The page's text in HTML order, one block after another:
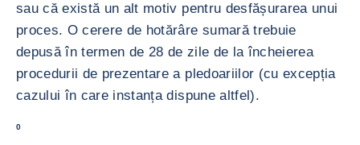
sau că există un alt motiv pentru desfășurarea unui
proces. O cerere de hotărâre sumară trebuie
depusă în termen de 28 de zile de la încheierea
procedurii de prezentare a pledoariilor (cu excepția
cazului în care instanța dispune altfel).
0